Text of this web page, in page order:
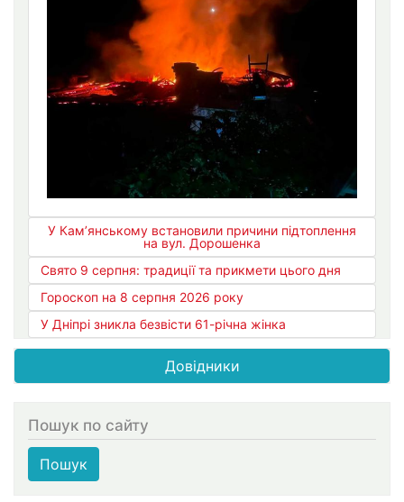
У Кам’янському встановили причини підтоплення
на вул. Дорошенка
Свято 9 серпня: традиції та прикмети цього дня
Гороскоп на 8 серпня 2026 року
У Дніпрі зникла безвісти 61-річна жінка
Довідники
Пошук по сайту
Пошук